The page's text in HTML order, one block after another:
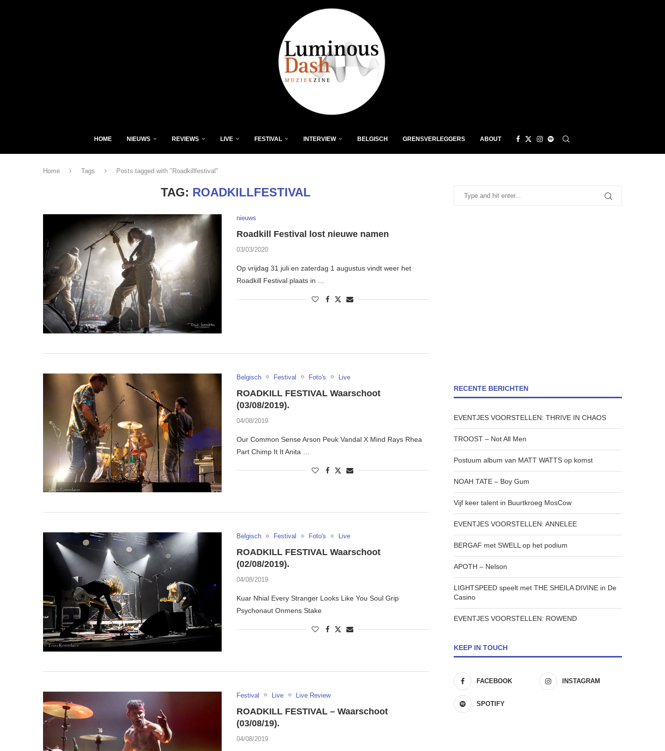
HOME NIEUWS REVIEWS LIVE FESTIVAL INTERVIEW BELGISCH GRENSVERLEGGERS ABOUT
Home Tags Posts tagged with "Roadkillfestival"
TAG: ROADKILLFESTIVAL
nieuws
Roadkill Festival lost nieuwe namen
03/03/2020
Op vrijdag 31 juli en zaterdag 1 augustus vindt weer het
Roadkill Festival plaats in …
Belgisch Festival Foto's Live
ROADKILL FESTIVAL Waarschoot
(03/08/2019).
04/08/2019
Our Common Sense Arson Peuk Vandal X Mind Rays Rhea
Part Chimp It It Anita …
Belgisch Festival Foto's Live
ROADKILL FESTIVAL Waarschoot
(02/08/2019).
04/08/2019
Kuar Nhial Every Stranger Looks Like You Soul Grip
Psychonaut Onmens Stake
Festival Live Live Review
ROADKILL FESTIVAL – Waarschoot
(03/08/19).
04/08/2019
RECENTE BERICHTEN
EVENTJES VOORSTELLEN: THRIVE IN CHAOS
TROOST – Not All Men
Postuum album van MATT WATTS op komst
NOAH TATE – Boy Gum
Vijf keer talent in Buurtkroeg MosCow
EVENTJES VOORSTELLEN: ANNELEE
BERGAF met SWELL op het podium
APOTH – Nelson
LIGHTSPEED speelt met THE SHEILA DIVINE in De
Casino
EVENTJES VOORSTELLEN: ROWEND
KEEP IN TOUCH
FACEBOOK INSTAGRAM
SPOTIFY